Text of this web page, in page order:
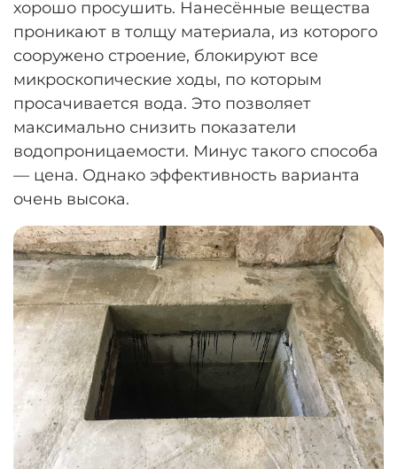
хорошо просушить. Нанесённые вещества
проникают в толщу материала, из которого
сооружено строение, блокируют все
микроскопические ходы, по которым
просачивается вода. Это позволяет
максимально снизить показатели
водопроницаемости. Минус такого способа
— цена. Однако эффективность варианта
очень высока.